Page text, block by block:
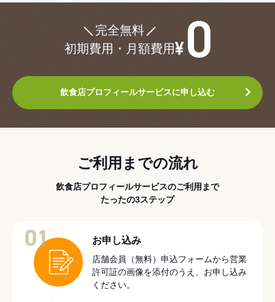
完全無料
初期費用・月額費用
飲食店プロフィールサービスに申し込む
ご利用までの流れ
飲食店プロフィールサービスのご利用まで
たったの3ステップ
お申し込み
店舗会員（無料）申込フォームから営業
許可証の画像を添付のうえ、お申し込み
ください。